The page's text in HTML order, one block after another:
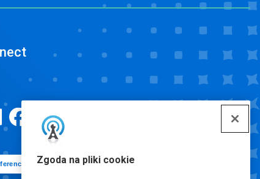
Zgoda na pliki cookie
plików cookie